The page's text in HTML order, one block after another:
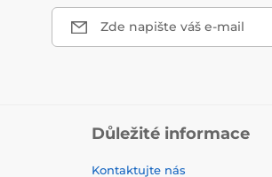
Zde napište váš e-mail
Důležité informace
Kontaktujte nás